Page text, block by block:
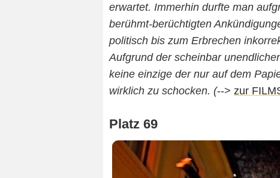
erwartet. Immerhin durfte man
berühmt-berüchtigten
politisch bis zum Erbrechen
Aufgrund der scheinbar
keine einzige der nur auf dem
wirklich zu schocken. (--> zur
Platz 69